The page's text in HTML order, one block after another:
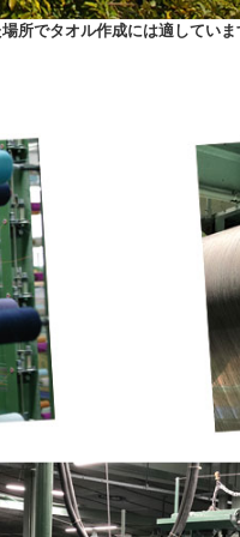
場所でタオル作成には適してい